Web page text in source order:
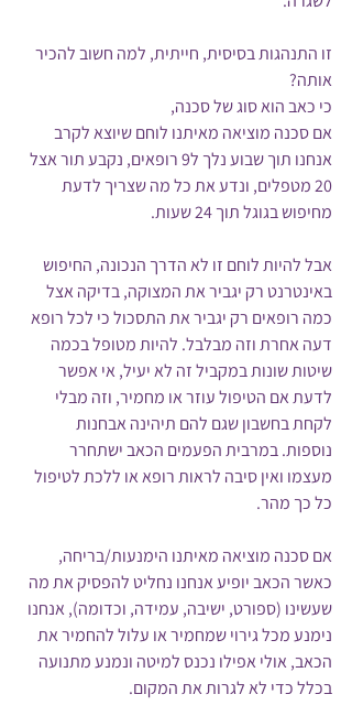
זו התנהגות בסיסית, חייתית, למה חשוב להכיר
אותה?
כי כאב הוא סוג של סכנה,
אם סכנה מוציאה מאיתנו לוחם שיוצא לקרב
אנחנו תוך שבוע נלך ל9 רופאים, נקבע תור אצל
20 מטפלים, ונדע את כל מה שצריך לדעת
מחיפוש בגוגל תוך 24 שעות.
אבל להיות לוחם זו לא הדרך הנכונה, החיפוש
באינטרנט רק יגביר את המצוקה, בדיקה אצל
כמה רופאים רק יגביר את התסכול כי לכל רופא
דעה אחרת וזה מבלבל. להיות מטופל בכמה
שיטות שונות במקביל זה לא יעיל, אי אפשר
לדעת אם הטיפול עוזר או מחמיר, וזה מבלי
לקחת בחשבון שגם להם תיהינה אבחנות
נוספות. במרבית הפעמים הכאב ישתחרר
מעצמו ואין סיבה לראות רופא או ללכת לטיפול
כל כך מהר.
אם סכנה מוציאה מאיתנו הימנעות/בריחה,
כאשר הכאב יופיע אנחנו נחליט להפסיק את מה
שעשינו (ספורט, ישיבה, עמידה, וכדומה), אנחנו
נימנע מכל גירוי שמחמיר או עלול להחמיר את
הכאב, אולי אפילו נכנס למיטה ונמנע מתנועה
בכלל כדי לא לגרות את המקום.